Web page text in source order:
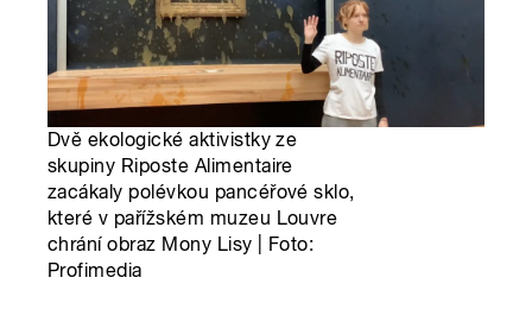
Dvě ekologické aktivistky ze
skupiny Riposte Alimentaire
zacákaly polévkou pancéřové sklo,
které v pařížském muzeu Louvre
chrání obraz Mony Lisy | Foto:
Profimedia